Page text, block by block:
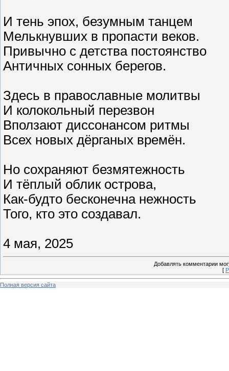
И тень эпох, безумным танцем
Мелькнувших в пропасти веков.
Привычно с детства постоянство
Античных сонных берегов.
Здесь в православные молитвы
И колокольный перезвон
Вползают диссонансом ритмы
Всех новых дёрганых времён.
Но сохраняют безмятежность
И тёплый облик острова,
Как-будто бесконечна нежность
Того, кто это создавал.
4 мая, 2025
Добавлять комментарии
[
Полная версия сайта